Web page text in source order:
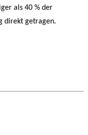
als 40 % der
direkt getragen.